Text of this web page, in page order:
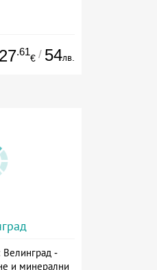
27.61
€ / 54лв.
-
и минерални